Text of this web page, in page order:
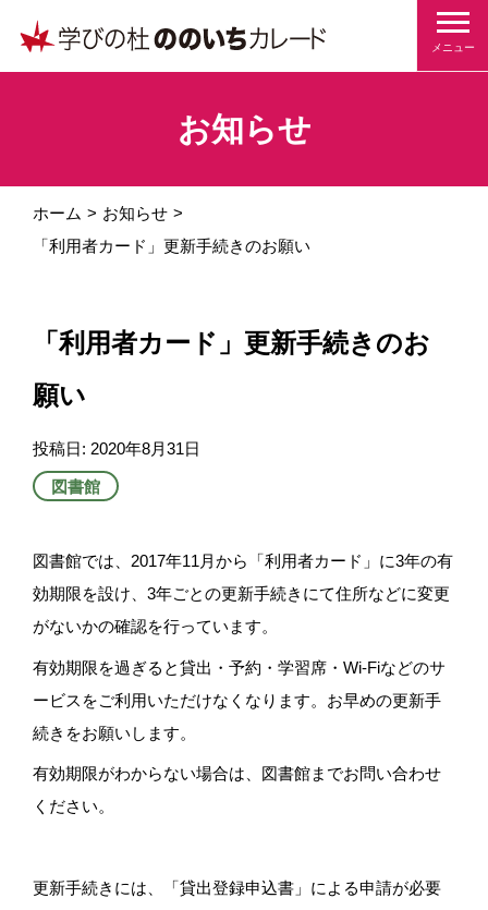
メニュー
お知らせ
ホーム
お知らせ
「利用者カード」更新手続きのお願い
「利用者カード」更新手続きのお
願い
投稿日: 2020年8月31日
図書館
図書館では、2017年11月から「利用者カード」に3年の有
効期限を設け、3年ごとの更新手続きにて住所などに変更
がないかの確認を行っています。
有効期限を過ぎると貸出・予約・学習席・Wi-Fiなどのサ
ービスをご利用いただけなくなります。お早めの更新手
続きをお願いします。
有効期限がわからない場合は、図書館までお問い合わせ
ください。
更新手続きには、「貸出登録申込書」による申請が必要